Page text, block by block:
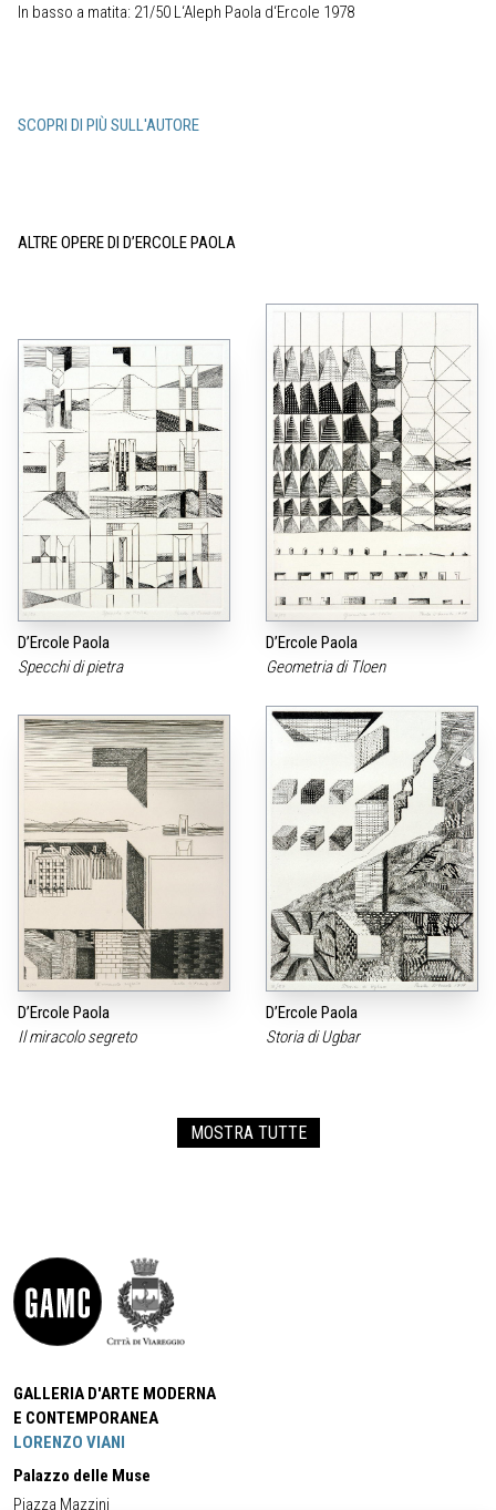
In basso a matita: 21/50 L‘Aleph Paola d‘Ercole 1978
SCOPRI DI PIÙ SULL'AUTORE
ALTRE OPERE DI D’ERCOLE PAOLA
D’Ercole Paola
Specchi di pietra
D’Ercole Paola
Geometria di Tloen
D’Ercole Paola
Il miracolo segreto
D’Ercole Paola
Storia di Ugbar
MOSTRA TUTTE
GALLERIA D'ARTE MODERNA
E CONTEMPORANEA
LORENZO VIANI
Palazzo delle Muse
Piazza Mazzini